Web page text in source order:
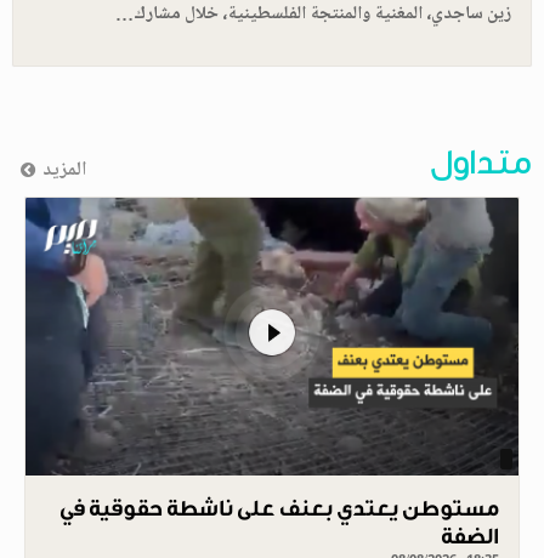
زين ساجدي، المغنية والمنتجة الفلسطينية، خلال مشارك…
متداول المزيد
مستوطن يعتدي بعنف على ناشطة حقوقية في
الضفة